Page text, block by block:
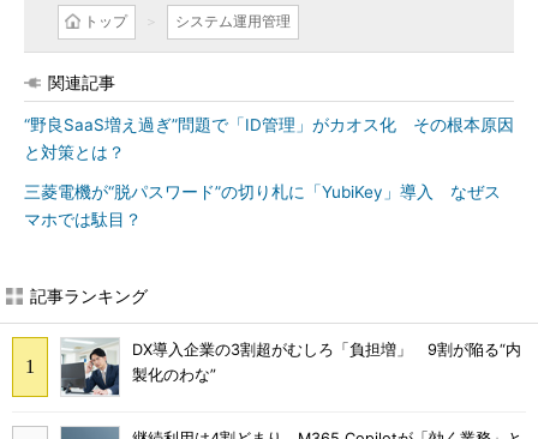
トップ システム運用管理
関連記事
“野良SaaS増え過ぎ”問題で「ID管理」がカオス化 その根本原因
と対策とは？
三菱電機が“脱パスワード”の切り札に「YubiKey」導入 なぜス
マホでは駄目？
記事ランキング
DX導入企業の3割超がむしろ「負担増」 9割が陥る“内
製化のわな”